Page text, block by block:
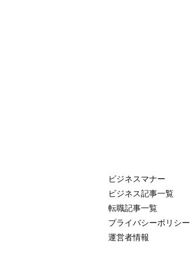
ビジネスマナー
ビジネス記事一覧
転職記事一覧
プライバシーポリシー
運営者情報